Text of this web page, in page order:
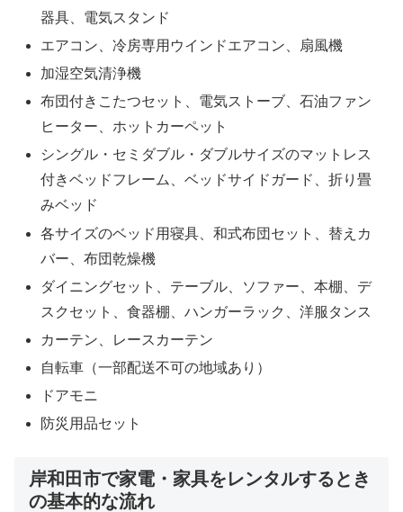
器具、電気スタンド
エアコン、冷房専用ウインドエアコン、扇風機
加湿空気清浄機
布団付きこたつセット、電気ストーブ、石油ファン
ヒーター、ホットカーペット
シングル・セミダブル・ダブルサイズのマットレス
付きベッドフレーム、ベッドサイドガード、折り畳
みベッド
各サイズのベッド用寝具、和式布団セット、替えカ
バー、布団乾燥機
ダイニングセット、テーブル、ソファー、本棚、デ
スクセット、食器棚、ハンガーラック、洋服タンス
カーテン、レースカーテン
自転車（一部配送不可の地域あり）
ドアモニ
防災用品セット
岸和田市で家電・家具をレンタルするとき
の基本的な流れ